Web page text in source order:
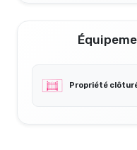
Propriété